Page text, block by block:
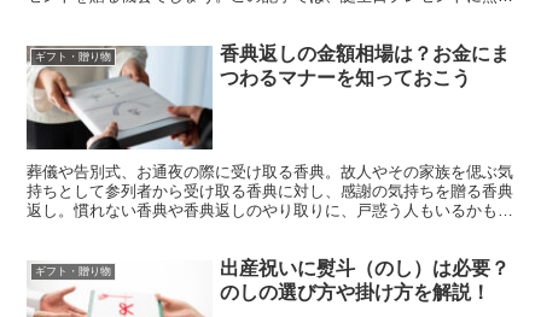
ギフト・贈り物
香典返しの金額相場は？お金にま
つわるマナーを知っておこう
葬儀や告別式、お通夜の際に受け取る香典。故人やその家族を偲ぶ気
持ちとして参列者から受け取る香典に対し、感謝の気持ちを贈る香典
返し。慣れない香典や香典返しのやり取りに、戸惑う人もいるかもし
て、相手に対して失礼にならないようにしておきましょう。
最終更新日：2024年3月1日
ギフト・贈り物
出産祝いに熨斗（のし）は必要？
のしの選び方や掛け方を解説！